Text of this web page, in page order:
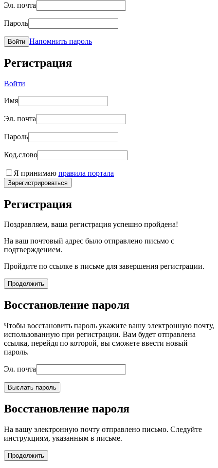
Эл. почта
Пароль
Войти Напомнить пароль
Регистрация
Войти
Имя
Эл. почта
Пароль
Код.слово
Я принимаю правила портала
Зарегистрироваться
Регистрация
Поздравляем, ваша регистрация успешно пройдена!
На ваш почтовый адрес было отправлено письмо с
подтверждением.
Пройдите по ссылке в письме для завершения регистрации.
Продолжить
Восстановление пароля
Чтобы восстановить пароль укажите вашу электронную почту,
использованную при регистрации. Вам будет отправлена
ссылка, перейдя по которой, вы сможете ввести новый
пароль.
Эл. почта
Выслать пароль
Восстановление пароля
На вашу электронную почту отправлено письмо. Следуйте
инструкциям, указанным в письме.
Продолжить